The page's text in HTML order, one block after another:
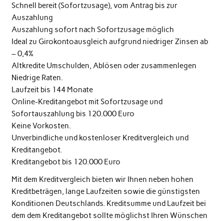
Schnell bereit (Sofortzusage), vom Antrag bis zur
Auszahlung
Auszahlung sofort nach Sofortzusage möglich
Ideal zu Girokontoausgleich aufgrund niedriger Zinsen ab
– 0,4%
Altkredite Umschulden, Ablösen oder zusammenlegen
Niedrige Raten.
Laufzeit bis 144 Monate
Online-Kreditangebot mit Sofortzusage und
Sofortauszahlung bis 120.000 Euro
Keine Vorkosten.
Unverbindliche und kostenloser Kreditvergleich und
Kreditangebot.
Kreditangebot bis 120.000 Euro
Mit dem Kreditvergleich bieten wir Ihnen neben hohen
Kreditbeträgen, lange Laufzeiten sowie die günstigsten
Konditionen Deutschlands. Kreditsumme und Laufzeit bei
dem dem Kreditangebot sollte möglichst Ihren Wünschen